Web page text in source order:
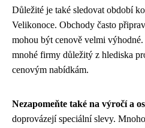
Důležité je také sledovat období
Velikonoce. Obchody často
mohou být cenově velmi
mnohé firmy důležitý z hlediska
cenovým nabídkám.
Nezapomeňte také na výročí a
doprovázejí speciální slevy.